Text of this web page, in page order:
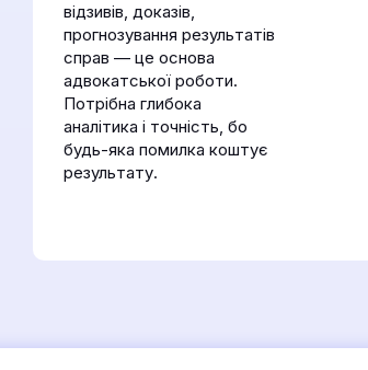
відзивів, доказів,
прогнозування результатів
справ — це основа
адвокатської роботи.
Потрібна глибока
аналітика і точність, бо
будь-яка помилка коштує
результату.